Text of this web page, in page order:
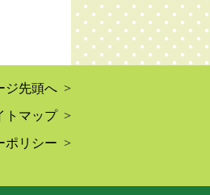
ジ先頭へ >
トマップ >
ポリシー >